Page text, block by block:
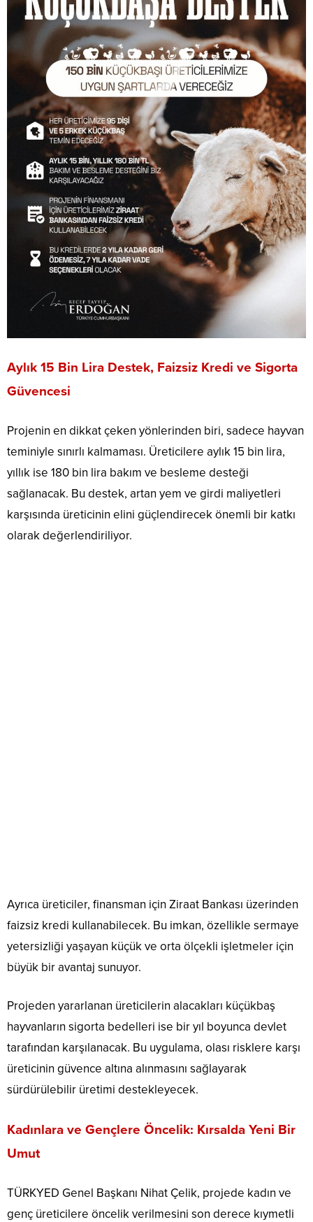
Aylık 15 Bin Lira Destek, Faizsiz Kredi ve Sigorta
Güvencesi
Projenin en dikkat çeken yönlerinden biri, sadece hayvan
teminiyle sınırlı kalmaması. Üreticilere aylık 15 bin lira,
yıllık ise 180 bin lira bakım ve besleme desteği
sağlanacak. Bu destek, artan yem ve girdi maliyetleri
karşısında üreticinin elini güçlendirecek önemli bir katkı
olarak değerlendiriliyor.
Ayrıca üreticiler, finansman için Ziraat Bankası üzerinden
faizsiz kredi kullanabilecek. Bu imkan, özellikle sermaye
yetersizliği yaşayan küçük ve orta ölçekli işletmeler için
büyük bir avantaj sunuyor.
Projeden yararlanan üreticilerin alacakları küçükbaş
hayvanların sigorta bedelleri ise bir yıl boyunca devlet
tarafından karşılanacak. Bu uygulama, olası risklere karşı
üreticinin güvence altına alınmasını sağlayarak
sürdürülebilir üretimi destekleyecek.
Kadınlara ve Gençlere Öncelik: Kırsalda Yeni Bir
Umut
TÜRKYED Genel Başkanı Nihat Çelik, projede kadın ve
genç üreticilere öncelik verilmesini son derece kıymetli